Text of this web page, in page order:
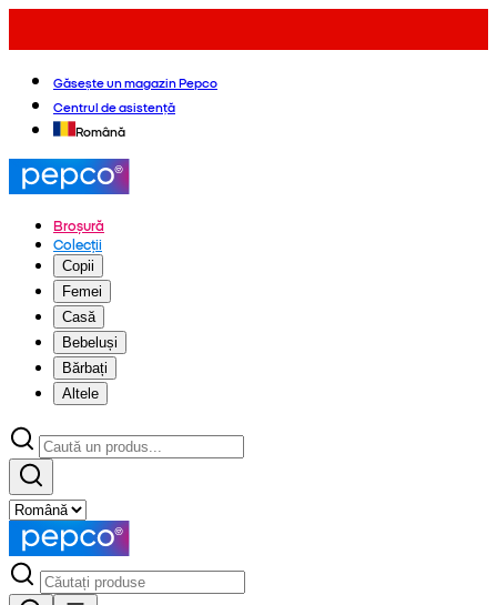
Găsește un magazin Pepco
Centrul de asistență
Română
Broșură
Colecții
Copii
Femei
Casă
Bebeluși
Bărbați
Altele